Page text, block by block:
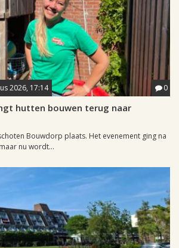
2026, 17:14 0
hutten bouwen terug naar
Bouwdorp plaats. Het evenement ging na
nu wordt...